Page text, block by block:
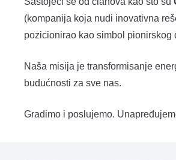
(kompanija koja nudi inovativna
pozicionirao kao simbol
Naša misija je transformisanje
budućnosti za sve nas.
Gradimo i poslujemo.